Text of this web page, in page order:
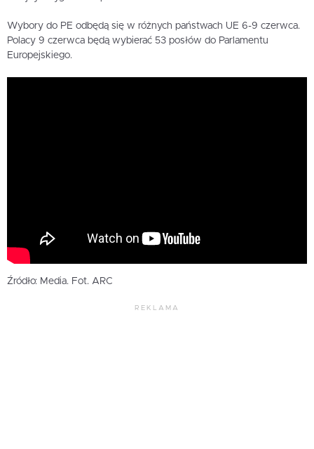
Wybory do PE odbędą się w różnych państwach UE 6-9 czerwca.
Polacy 9 czerwca będą wybierać 53 posłów do Parlamentu
Europejskiego.
Źródło: Media. Fot. ARC
REKLAMA